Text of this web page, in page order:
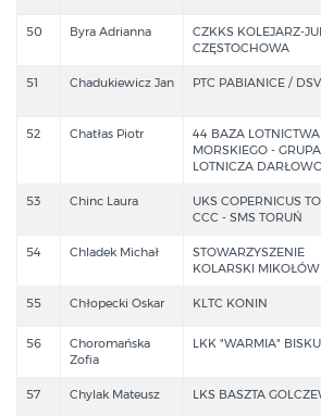
50 Byra Adrianna
CZKKS KOLEJARZ-
CZĘSTOCHOWA
51 Chadukiewicz Jan PTC PABIANICE / DSV
52 Chatłas Piotr
44 BAZA LOTNICTWA
MORSKIEGO - GRUPA
LOTNICZA
53 Chinc Laura
UKS COPERNICUS
CCC - SMS TORUŃ
54 Chladek Michał
STOWARZYSZENIE
KOLARSKI MIKOŁÓW
55 Chłopecki Oskar KLTC KONIN
56
Choromańska
Zofia
LKK "WARMIA"
57 Chylak Mateusz LKS BASZTA